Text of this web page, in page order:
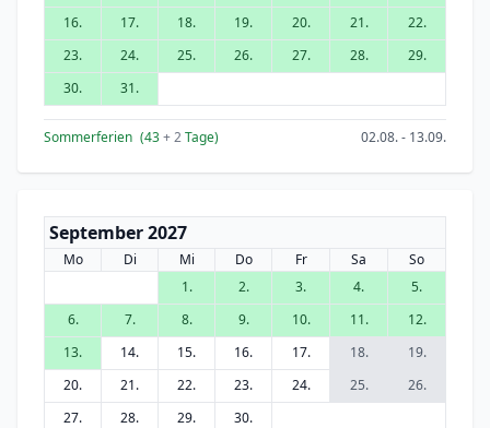
16.
17. 18. 19. 20. 21.
22.
23.
24. 25. 26. 27. 28.
29.
30.
31.
Sommerferien (43+ 2Tage) 02.08. - 13.09.
September 2027
Mo Di Mi Do Fr Sa
So
1.
2. 3. 4.
5.
6.
7. 8. 9. 10. 11.
12.
13.
14. 15. 16. 17. 18.
19.
20.
21. 22. 23. 24. 25.
26.
27.
28. 29. 30.